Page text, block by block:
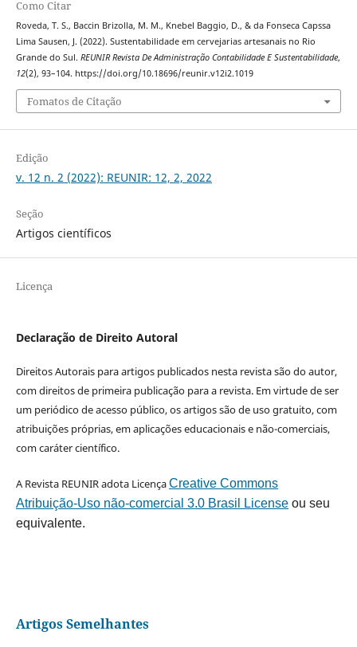
Como Citar
Roveda, T. S., Baccin Brizolla, M. M., Knebel Baggio, D., & da Fonseca Capssa
Lima Sausen, J. (2022). Sustentabilidade em cervejarias artesanais no Rio
Grande do Sul. REUNIR Revista De Administração Contabilidade E Sustentabilidade,
12(2), 93–104. https://doi.org/10.18696/reunir.v12i2.1019
Fomatos de Citação
Edição
v. 12 n. 2 (2022): REUNIR: 12, 2, 2022
Seção
Artigos científicos
Licença
Declaração de Direito Autoral
Direitos Autorais para artigos publicados nesta revista são do autor,
com direitos de primeira publicação para a revista. Em virtude de ser
um periódico de acesso público, os artigos são de uso gratuito, com
atribuições próprias, em aplicações educacionais e não-comerciais,
com caráter científico.
A Revista REUNIR adota LicençaCreative Commons
Atribuição-Uso não-comercial 3.0 Brasil Licenseou seu
equivalente.
Artigos Semelhantes